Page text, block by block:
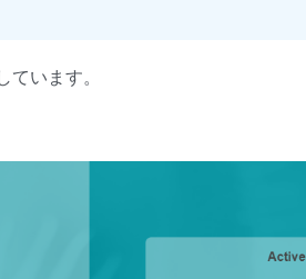
ています。